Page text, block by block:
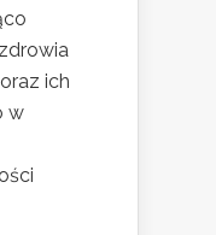
ich
w